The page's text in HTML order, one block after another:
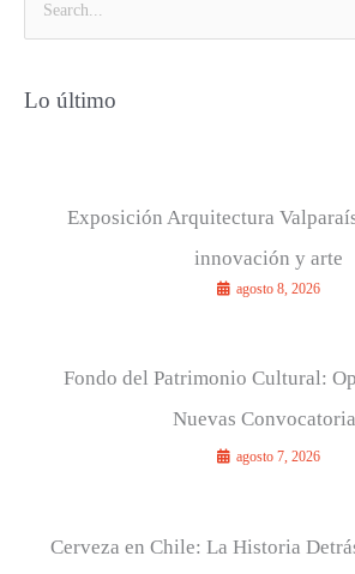
c
Lo último
Exposición Arquitectura
innovación y arte
agosto 8, 2026
Fondo del Patrimonio Cultural:
Nuevas
agosto 7, 2026
Cerveza en Chile: La Historia